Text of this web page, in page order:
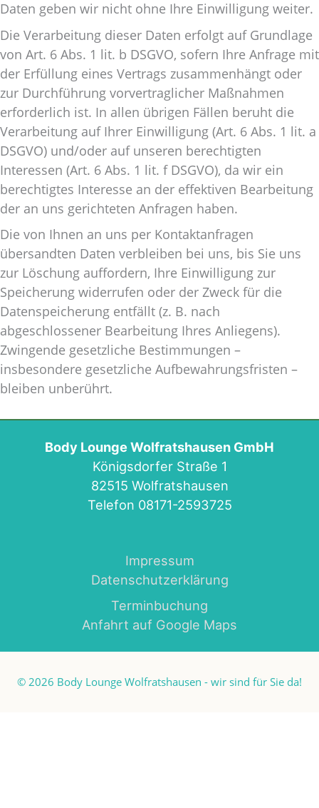
Daten geben wir nicht ohne Ihre Einwilligung weiter.
Die Verarbeitung dieser Daten erfolgt auf Grundlage
von Art. 6 Abs. 1 lit. b DSGVO, sofern Ihre Anfrage mit
der Erfüllung eines Vertrags zusammenhängt oder
zur Durchführung vorvertraglicher Maßnahmen
erforderlich ist. In allen übrigen Fällen beruht die
Verarbeitung auf Ihrer Einwilligung (Art. 6 Abs. 1 lit. a
DSGVO) und/oder auf unseren berechtigten
Interessen (Art. 6 Abs. 1 lit. f DSGVO), da wir ein
berechtigtes Interesse an der effektiven Bearbeitung
der an uns gerichteten Anfragen haben.
Die von Ihnen an uns per Kontaktanfragen
übersandten Daten verbleiben bei uns, bis Sie uns
zur Löschung auffordern, Ihre Einwilligung zur
Speicherung widerrufen oder der Zweck für die
Datenspeicherung entfällt (z. B. nach
abgeschlossener Bearbeitung Ihres Anliegens).
Zwingende gesetzliche Bestimmungen –
insbesondere gesetzliche Aufbewahrungsfristen –
bleiben unberührt.
Body Lounge Wolfratshausen GmbH
Königsdorfer Straße 1
82515 Wolfratshausen
Telefon 08171-2593725
Impressum
Datenschutzerklärung
Terminbuchung
Anfahrt auf Google Maps
© 2026 Body Lounge Wolfratshausen - wir sind für Sie da!